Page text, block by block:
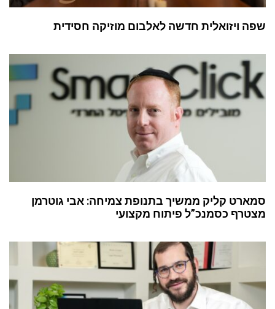
שפה ויזואלית חדשה לאלבום מוזיקה חסידית
סמארט קליק ממשיך בתנופת צמיחה: אבי גוטרמן
מצטרף כסמנכ”ל פיתוח מקצועי